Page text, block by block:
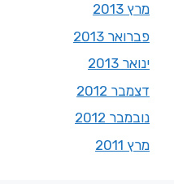
מרץ 2013
פברואר 2013
ינואר 2013
דצמבר 2012
נובמבר 2012
מרץ 2011